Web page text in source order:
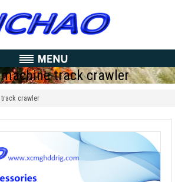
track crawler
crawler